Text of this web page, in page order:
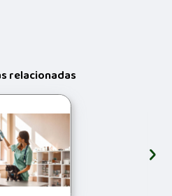
relacionadas
›